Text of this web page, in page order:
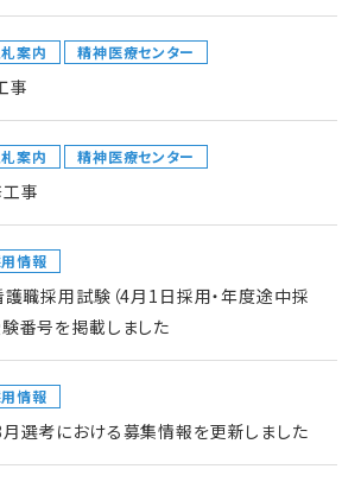
札案内 精神医療センター
事
札案内 精神医療センター
事
情報
職採用試験（4月1日採用・年度途中採
番号を掲載しました
情報
選考における募集情報を更新しました